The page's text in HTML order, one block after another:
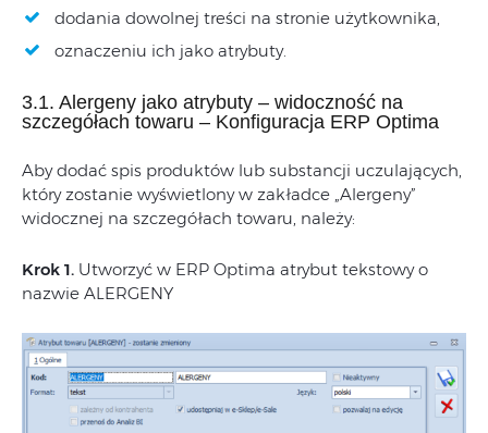
dodania dowolnej treści na stronie użytkownika,
oznaczeniu ich jako atrybuty.
3.1. Alergeny jako atrybuty – widoczność na
szczegółach towaru – Konfiguracja ERP Optima
Aby dodać spis produktów lub substancji uczulających,
który zostanie wyświetlony w zakładce „Alergeny”
widocznej na szczegółach towaru, należy:
Krok 1. Utworzyć w ERP Optima atrybut tekstowy o
nazwie ALERGENY